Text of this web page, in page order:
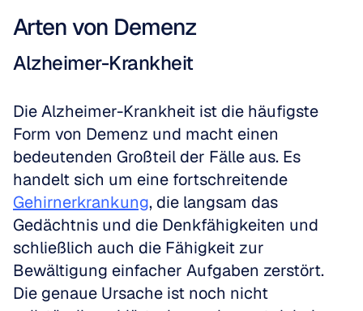
Arten von Demenz
Alzheimer-Krankheit
Die Alzheimer-Krankheit ist die häufigste
Form von Demenz und macht einen
bedeutenden Großteil der Fälle aus. Es
Gehirnerkrankung, die langsam das
Gedächtnis und die Denkfähigkeiten und
schließlich auch die Fähigkeit zur
Bewältigung einfacher Aufgaben zerstört.
Die genaue Ursache ist noch nicht